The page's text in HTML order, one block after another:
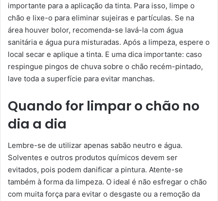
importante para a aplicação da tinta. Para isso, limpe o
chão e lixe-o para eliminar sujeiras e partículas. Se na
área houver bolor, recomenda-se lavá-la com água
sanitária e água pura misturadas. Após a limpeza, espere o
local secar e aplique a tinta. E uma dica importante: caso
respingue pingos de chuva sobre o chão recém-pintado,
lave toda a superfície para evitar manchas.
Quando for limpar o chão no
dia a dia
Lembre-se de utilizar apenas sabão neutro e água.
Solventes e outros produtos químicos devem ser
evitados, pois podem danificar a pintura. Atente-se
também à forma da limpeza. O ideal é não esfregar o chão
com muita força para evitar o desgaste ou a remoção da